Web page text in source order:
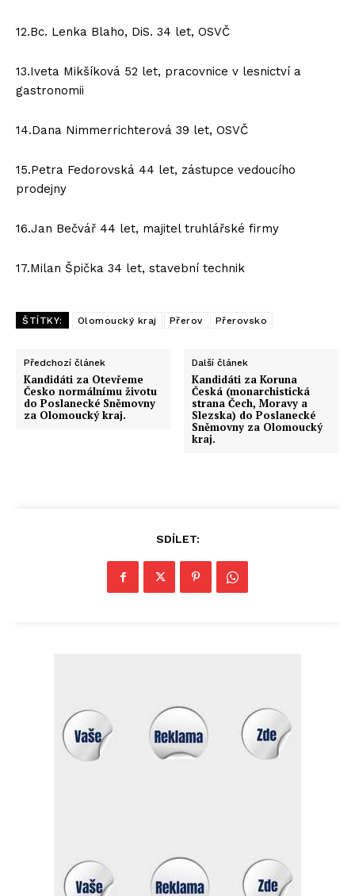
12.Bc. Lenka Blaho, DiS. 34 let, OSVČ
13.Iveta Mikšíková 52 let, pracovnice v lesnictví a
gastronomii
14.Dana Nimmerrichterová 39 let, OSVČ
15.Petra Fedorovská 44 let, zástupce vedoucího
prodejny
16.Jan Bečvář 44 let, majitel truhlářské firmy
17.Milan Špička 34 let, stavební technik
ŠTÍTKY: Olomoucký kraj Přerov Přerovsko
Předchozí článek
Kandidáti za Otevřeme
Česko normálnímu životu
do Poslanecké Sněmovny
za Olomoucký kraj.
Další článek
Kandidáti za Koruna
Česká (monarchistická
strana Čech, Moravy a
Slezska) do Poslanecké
Sněmovny za Olomoucký
kraj.
SDÍLET: